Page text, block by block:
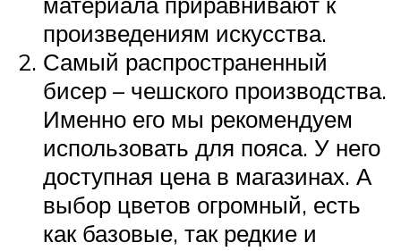
произведениям искусства.
Самый распространенный
бисер – чешского производства.
Именно его мы рекомендуем
использовать для пояса. У него
доступная цена в магазинах. А
выбор цветов огромный, есть
как базовые, так редкие и